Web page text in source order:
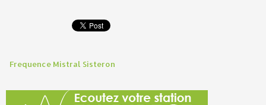
Frequence Mistral Sisteron